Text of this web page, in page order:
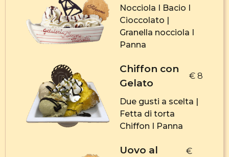
Nocciola I Bacio I
Cioccolato |
Granella nocciola I
Panna
Chiffon con
Gelato
€ 8
Due gusti a scelta |
Fetta di torta
Chiffon I Panna
Uovo al
€